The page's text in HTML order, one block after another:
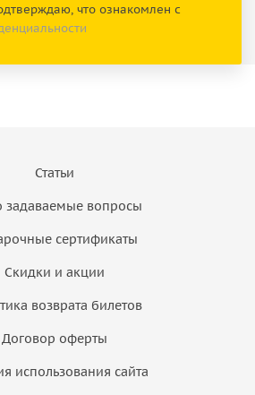
что ознакомлен с
Статьи
задаваемые вопросы
сертификаты
Скидки и акции
возврата билетов
Договор оферты
использования сайта